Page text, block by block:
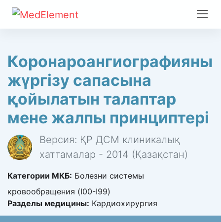
Коронароангиографияны
жүргізу сапасына
қойылатын талаптар
мене жалпы принциптері
Версия: ҚР ДСМ клиникалық
хаттамалар - 2014 (Қазақстан)
Категории МКБ: Болезни системы
кровообращения (I00-I99)
Разделы медицины: Кардиохирургия